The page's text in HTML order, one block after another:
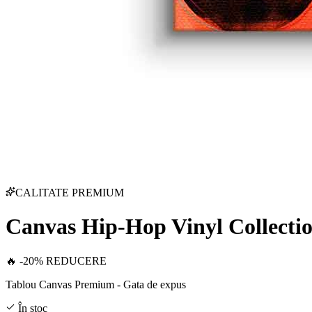
CALITATE PREMIUM
Canvas Hip-Hop Vinyl
🔥 -20% REDUCERE
Tablou Canvas Premium - Gata de expus
În stoc